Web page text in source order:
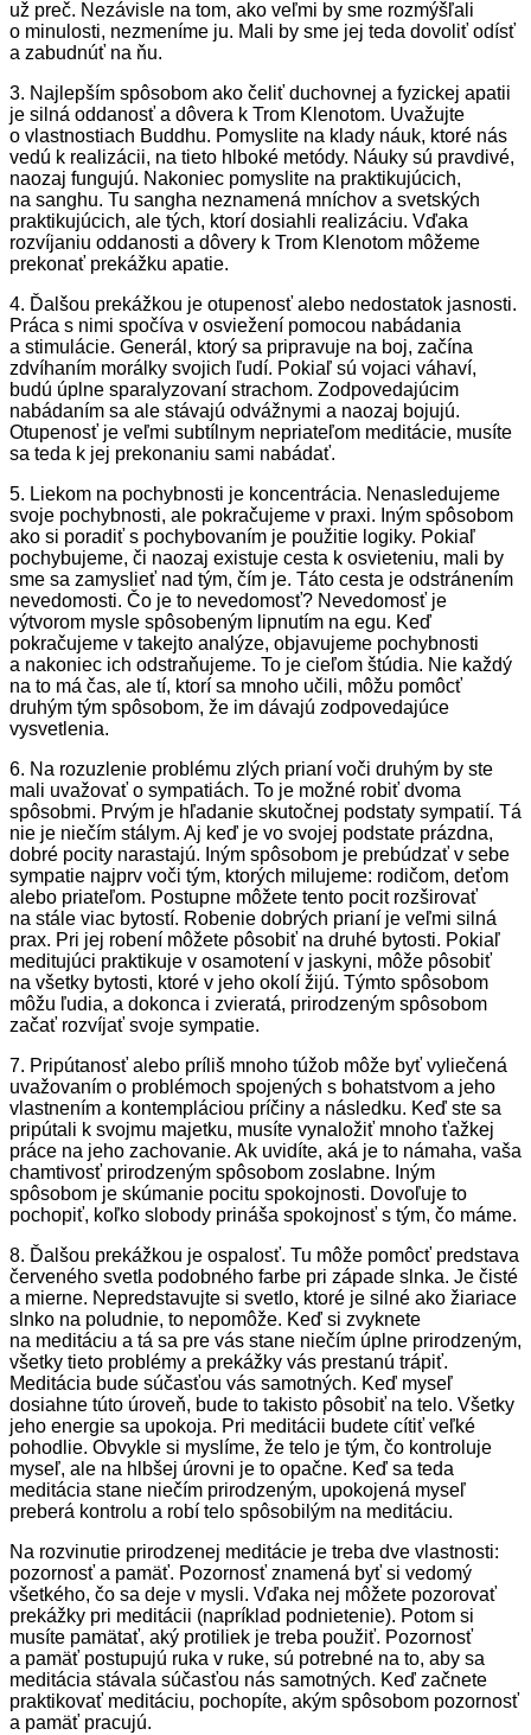
už preč. Nezávisle na tom, ako veľmi by sme rozmýšľali
o minulosti, nezmeníme ju. Mali by sme jej teda dovoliť odísť
a zabudnúť na ňu.
3. Najlepším spôsobom ako čeliť duchovnej a fyzickej apatii
je silná oddanosť a dôvera k Trom Klenotom. Uvažujte
o vlastnostiach Buddhu. Pomyslite na klady náuk, ktoré nás
vedú k realizácii, na tieto hlboké metódy. Náuky sú pravdivé,
naozaj fungujú. Nakoniec pomyslite na praktikujúcich,
na sanghu. Tu sangha neznamená mníchov a svetských
praktikujúcich, ale tých, ktorí dosiahli realizáciu. Vďaka
rozvíjaniu oddanosti a dôvery k Trom Klenotom môžeme
prekonať prekážku apatie.
4. Ďalšou prekážkou je otupenosť alebo nedostatok jasnosti.
Práca s nimi spočíva v osviežení pomocou nabádania
a stimulácie. Generál, ktorý sa pripravuje na boj, začína
zdvíhaním morálky svojich ľudí. Pokiaľ sú vojaci váhaví,
budú úplne sparalyzovaní strachom. Zodpovedajúcim
nabádaním sa ale stávajú odvážnymi a naozaj bojujú.
Otupenosť je veľmi subtílnym nepriateľom meditácie, musíte
sa teda k jej prekonaniu sami nabádať.
5. Liekom na pochybnosti je koncentrácia. Nenasledujeme
svoje pochybnosti, ale pokračujeme v praxi. Iným spôsobom
ako si poradiť s pochybovaním je použitie logiky. Pokiaľ
pochybujeme, či naozaj existuje cesta k osvieteniu, mali by
sme sa zamyslieť nad tým, čím je. Táto cesta je odstránením
nevedomosti. Čo je to nevedomosť? Nevedomosť je
výtvorom mysle spôsobeným lipnutím na egu. Keď
pokračujeme v takejto analýze, objavujeme pochybnosti
a nakoniec ich odstraňujeme. To je cieľom štúdia. Nie každý
na to má čas, ale tí, ktorí sa mnoho učili, môžu pomôcť
druhým tým spôsobom, že im dávajú zodpovedajúce
vysvetlenia.
6. Na rozuzlenie problému zlých prianí voči druhým by ste
mali uvažovať o sympatiách. To je možné robiť dvoma
spôsobmi. Prvým je hľadanie skutočnej podstaty sympatií. Tá
nie je niečím stálym. Aj keď je vo svojej podstate prázdna,
dobré pocity narastajú. Iným spôsobom je prebúdzať v sebe
sympatie najprv voči tým, ktorých milujeme: rodičom, deťom
alebo priateľom. Postupne môžete tento pocit rozširovať
na stále viac bytostí. Robenie dobrých prianí je veľmi silná
prax. Pri jej robení môžete pôsobiť na druhé bytosti. Pokiaľ
meditujúci praktikuje v osamotení v jaskyni, môže pôsobiť
na všetky bytosti, ktoré v jeho okolí žijú. Týmto spôsobom
môžu ľudia, a dokonca i zvieratá, prirodzeným spôsobom
začať rozvíjať svoje sympatie.
7. Pripútanosť alebo príliš mnoho túžob môže byť vyliečená
uvažovaním o problémoch spojených s bohatstvom a jeho
vlastnením a kontempláciou príčiny a následku. Keď ste sa
pripútali k svojmu majetku, musíte vynaložiť mnoho ťažkej
práce na jeho zachovanie. Ak uvidíte, aká je to námaha, vaša
chamtivosť prirodzeným spôsobom zoslabne. Iným
spôsobom je skúmanie pocitu spokojnosti. Dovoľuje to
pochopiť, koľko slobody prináša spokojnosť s tým, čo máme.
8. Ďalšou prekážkou je ospalosť. Tu môže pomôcť predstava
červeného svetla podobného farbe pri západe slnka. Je čisté
a mierne. Nepredstavujte si svetlo, ktoré je silné ako žiariace
slnko na poludnie, to nepomôže. Keď si zvyknete
na meditáciu a tá sa pre vás stane niečím úplne prirodzeným,
všetky tieto problémy a prekážky vás prestanú trápiť.
Meditácia bude súčasťou vás samotných. Keď myseľ
dosiahne túto úroveň, bude to takisto pôsobiť na telo. Všetky
jeho energie sa upokoja. Pri meditácii budete cítiť veľké
pohodlie. Obvykle si myslíme, že telo je tým, čo kontroluje
myseľ, ale na hlbšej úrovni je to opačne. Keď sa teda
meditácia stane niečím prirodzeným, upokojená myseľ
preberá kontrolu a robí telo spôsobilým na meditáciu.
Na rozvinutie prirodzenej meditácie je treba dve vlastnosti:
pozornosť a pamäť. Pozornosť znamená byť si vedomý
všetkého, čo sa deje v mysli. Vďaka nej môžete pozorovať
prekážky pri meditácii (napríklad podnietenie). Potom si
musíte pamätať, aký protiliek je treba použiť. Pozornosť
a pamäť postupujú ruka v ruke, sú potrebné na to, aby sa
meditácia stávala súčasťou nás samotných. Keď začnete
praktikovať meditáciu, pochopíte, akým spôsobom pozornosť
a pamäť pracujú.